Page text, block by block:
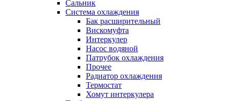
Сальник
Система охлаждения
Бак расширительный
Вискомуфта
Интеркулер
Насос водяной
Патрубок охлаждения
Прочее
Радиатор охлаждения
Термостат
Хомут интеркулера